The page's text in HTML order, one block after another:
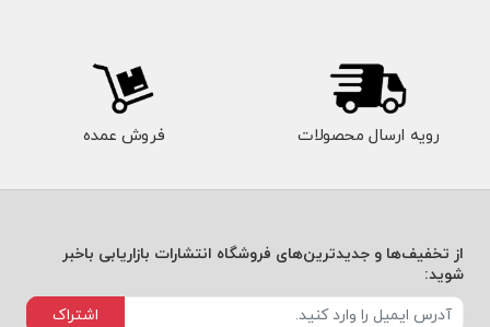
رویه ارسال محصولات فروش عمده
از تخفیف‌ها و جدیدترین‌های فروشگاه انتشارات بازاریابی باخبر
شوید:
اشتراک